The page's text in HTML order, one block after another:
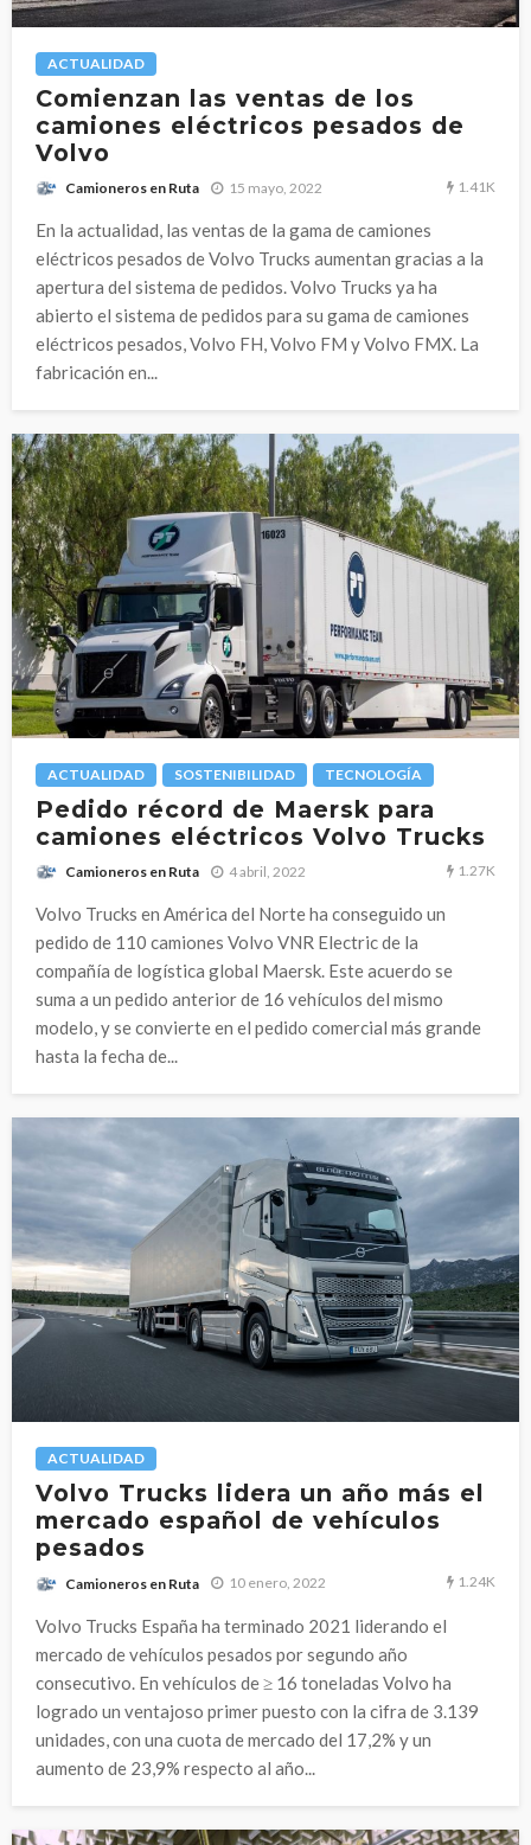
ACTUALIDAD
Comienzan las ventas de los
camiones eléctricos pesados de
Volvo
Camioneros en Ruta 15 mayo, 2022 1.41K
En la actualidad, las ventas de la gama de camiones
eléctricos pesados de Volvo Trucks aumentan gracias a la
apertura del sistema de pedidos. Volvo Trucks ya ha
abierto el sistema de pedidos para su gama de camiones
eléctricos pesados, Volvo FH, Volvo FM y Volvo FMX. La
fabricación en...
ACTUALIDAD SOSTENIBILIDAD TECNOLOGÍA
Pedido récord de Maersk para
camiones eléctricos Volvo Trucks
Camioneros en Ruta 4 abril, 2022 1.27K
Volvo Trucks en América del Norte ha conseguido un
pedido de 110 camiones Volvo VNR Electric de la
compañía de logística global Maersk. Este acuerdo se
suma a un pedido anterior de 16 vehículos del mismo
modelo, y se convierte en el pedido comercial más grande
hasta la fecha de...
ACTUALIDAD
Volvo Trucks lidera un año más el
mercado español de vehículos
pesados
Camioneros en Ruta 10 enero, 2022 1.24K
Volvo Trucks España ha terminado 2021 liderando el
mercado de vehículos pesados por segundo año
consecutivo. En vehículos de ≥ 16 toneladas Volvo ha
logrado un ventajoso primer puesto con la cifra de 3.139
unidades, con una cuota de mercado del 17,2% y un
aumento de 23,9% respecto al año...